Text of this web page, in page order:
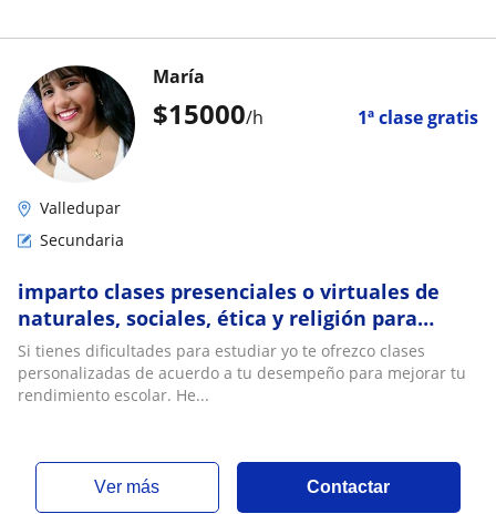
$15000/h 1ª clase gratis
María
Valledupar
Secundaria
imparto clases presenciales o virtuales de
naturales, sociales, ética y religión para
adolescentes con bajo rendimiento escolar
Si tienes dificultades para estudiar yo te ofrezco clases
personalizadas de acuerdo a tu desempeño para mejorar tu
rendimiento escolar. He...
ver más Contactar